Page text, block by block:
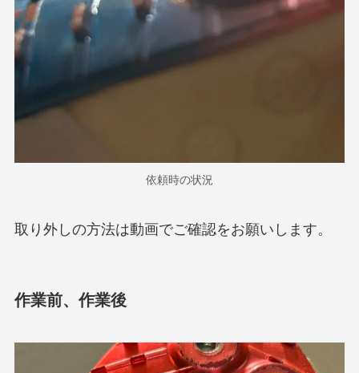
依頼時の状況
取り外しの方法は動画でご確認をお願いします。
作業前、作業後